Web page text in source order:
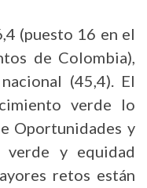
(puesto 16 en el
de Colombia),
(45,4). El
verde lo
Oportunidades y
verde y equidad
retos están